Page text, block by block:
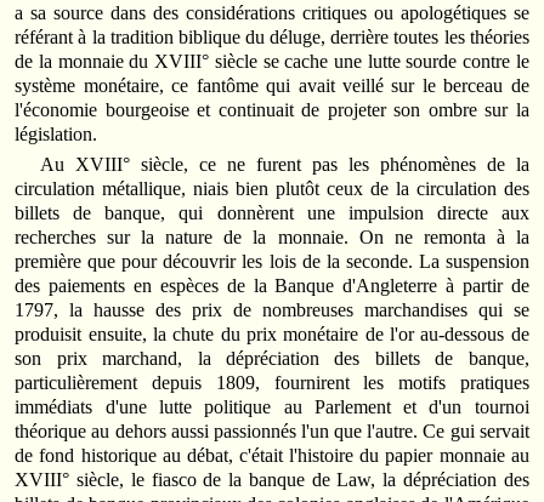
a sa source dans des considérations critiques ou apolo­gétiques se
référant à la tradition biblique du déluge, derrière toutes les théories
de la monnaie du XVIII° siècle se cache une lutte sourde contre le
système monétaire, ce fantôme qui avait veillé sur le berceau de
l'économie bourgeoise et continuait de projeter son ombre sur la
législation.
Au XVIII° siècle, ce ne furent pas les phénomènes de la
circulation métallique, niais bien plutôt ceux de la circulation des
billets de banque, qui donnèrent une impulsion directe aux
recherches sur la nature de la monnaie. On ne remonta à la
première que pour découvrir les lois de la seconde. La suspension
des paiements en espèces de la Banque d'Angleterre à partir de
1797, la hausse des prix de nombreuses marchandises qui se
produisit ensuite, la chute du prix monétaire de l'or au-dessous de
son prix marchand, la dépréciation des billets de banque,
particulièrement depuis 1809, fournirent les motifs pratiques
immédiats d'une lutte politique au Parlement et d'un tournoi
théorique au dehors aussi passionnés l'un que l'autre. Ce gui servait
de fond historique au débat, c'était l'histoire du papier monnaie au
XVIII° siècle, le fiasco de la banque de Law, la dépréciation des